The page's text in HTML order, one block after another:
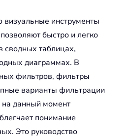
инструменты
быстро и легко
сводных таблицах,
диаграммах. В
фильтров, фильтры
варианты фильтрации
на данный момент
понимание
Это руководство